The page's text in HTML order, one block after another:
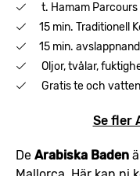
t. Hamam
15 min. Traditionell
15 min.
Oljor, tvålar,
Gratis te och vatten
Se fler
De Arabiska Baden